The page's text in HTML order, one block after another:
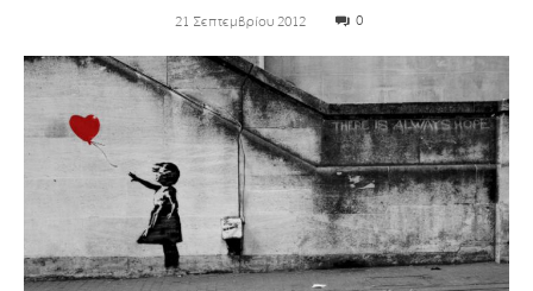
21 Σεπτεμβρίου 2012 0